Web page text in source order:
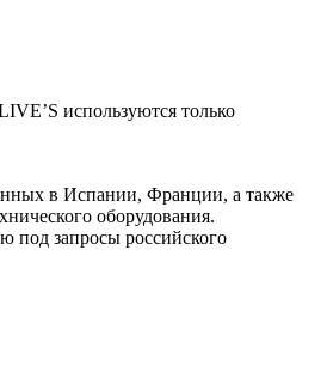
используются только
в Испании, Франции, а также
оборудования.
под запросы российского